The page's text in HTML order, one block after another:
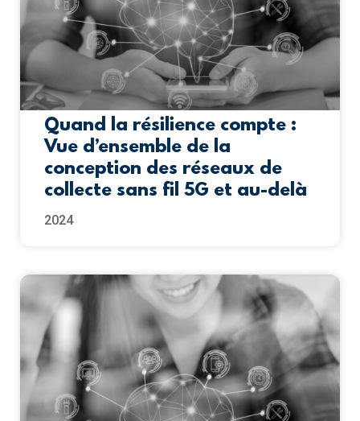
Quand la résilience compte :
Vue d’ensemble de la
conception des réseaux de
collecte sans fil 5G et au-delà
2024